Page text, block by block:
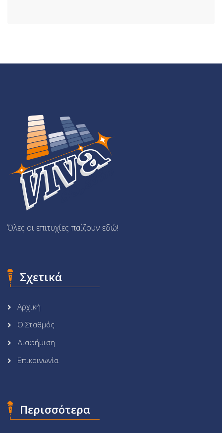
Όλες οι επιτυχίες παίζουν εδώ!
Σχετικά
Αρχική
Ο Σταθμός
Διαφήμιση
Επικοινωνία
Περισσότερα